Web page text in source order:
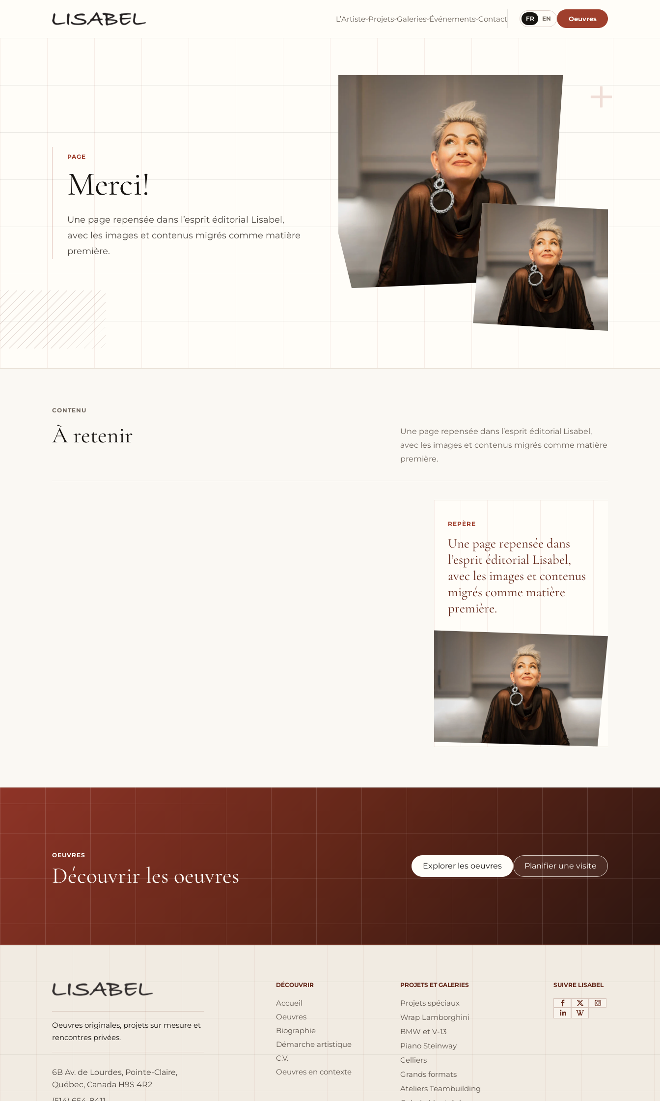
L’Artiste Projets Galeries Événements Contact FR EN Oeuvres
+
PAGE
Merci!
Une page repensée dans l’esprit éditorial Lisabel,
avec les images et contenus migrés comme matière
première.
CONTENU
À retenir
Une page repensée dans l’esprit éditorial Lisabel,
avec les images et contenus migrés comme matière
première.
REPÈRE
Une page repensée dans
l’esprit éditorial Lisabel,
avec les images et contenus
migrés comme matière
première.
OEUVRES
Découvrir les oeuvres Explorer les oeuvres Planifier une visite
Oeuvres originales, projets sur mesure et
rencontres privées.
6B Av. de Lourdes, Pointe-Claire,
Québec, Canada H9S 4R2
DÉCOUVRIR
Accueil
Oeuvres
Biographie
Démarche artistique
C.V.
Oeuvres en contexte
PROJETS ET GALERIES
Projets spéciaux
Wrap Lamborghini
BMW et V-13
Piano Steinway
Celliers
Grands formats
Ateliers Teambuilding
SUIVRE LISABEL